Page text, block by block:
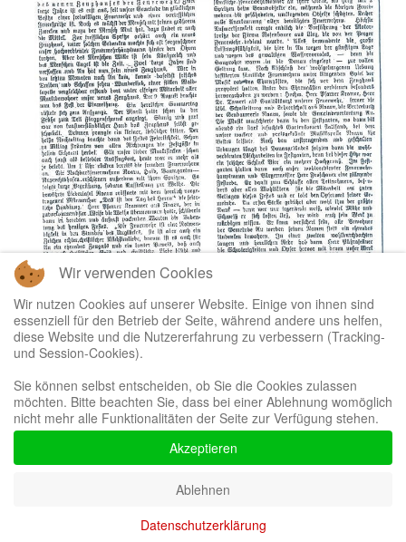
Volksblatt Bericht Einweihung Zeughaus
Wir verwenden Cookies
Wir nutzen Cookies auf unserer Website. Einige von ihnen sind
essenziell für den Betrieb der Seite, während andere uns helfen,
diese Website und die Nutzererfahrung zu verbessern (Tracking-
und Session-Cookies).
Sie können selbst entscheiden, ob Sie die Cookies zulassen
möchten. Bitte beachten Sie, dass bei einer Ablehnung womöglich
nicht mehr alle Funktionalitäten der Seite zur Verfügung stehen.
Akzeptieren
Ablehnen
Datenschutzerklärung